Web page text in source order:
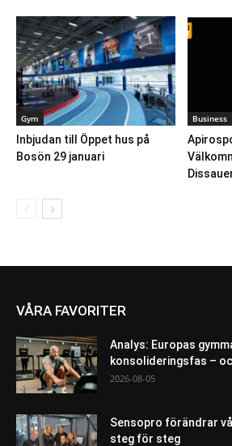
Gym
Inbjudan till Öppet hus på
Bosön 29 januari
Business
VÅRA FAVORITER
Analys: Europas
konsolideringsfas –
2026-08-05
Sensopro förändrar
steg för steg